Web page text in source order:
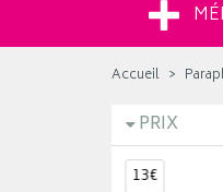
Accueil
PRIX
13€